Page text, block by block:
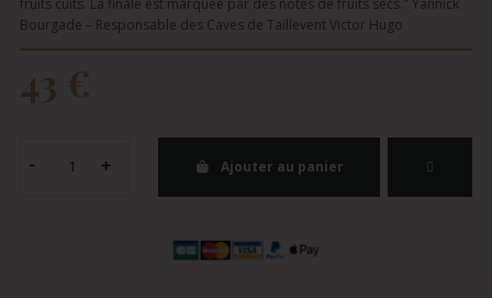
Bourgade – Responsable des Caves de Taillevent Victor Hugo
43 €
Ajouter au panier